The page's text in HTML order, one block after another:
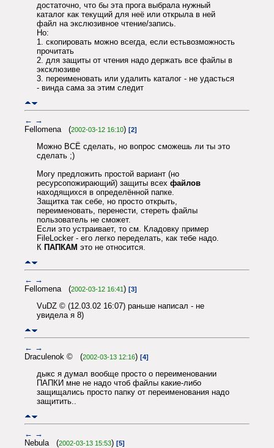
достаточно, что бы эта прога выбрала нужный
каталог как текущий для неё или открыла в ней
файл на экслюзивное чтение/запись.
Но:
1. скопировать можно всегда, если естьвозможность
прочитать
2. для защиты от чтения надо держать все файлы в
эксклюзиве
3. переименовать или удалить каталог - не удасться
- винда сама за этим следит
← →
Fellomena (2002-03-12 16:10) [2]
Можно ВСЁ сделать, но вопрос сможешь ли ты это
сделать ;)
Могу предложить простой вариант (но
ресурсопожирающий) защиты всех файлов
находящихся в определённой папке.
Защитка так себе, но просто открыть,
переименовать, перенести, стереть файлы
пользователь не сможет.
Если это устраивает, то см. Кладовку пример
FileLocker - его легко переделать, как тебе надо.
К ПАПКАМ это не относится.
← →
Fellomena (2002-03-12 16:41) [3]
VuDZ © (12.03.02 16:07) раньше написал - не
увидела я 8)
← →
Draculenok © (2002-03-13 12:16) [4]
дыкс я думал вообще просто о переименовании
ПАПКИ мне не надо чтоб файлы какие-либо
защищались просто папку от переименования надо
защитить..
← →
Nebula (2002-03-13 15:53) [5]